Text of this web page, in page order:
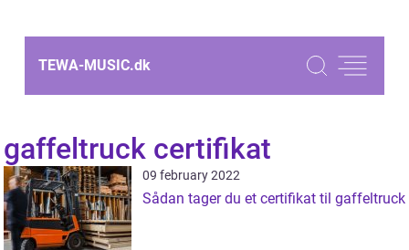
TEWA-MUSIC.dk
gaffeltruck certifikat
09 february 2022
Sådan tager du et certifikat til gaffeltruck